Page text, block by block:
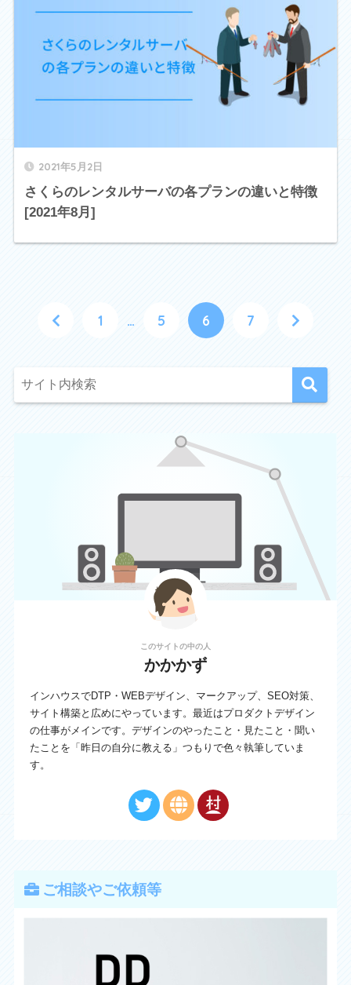
2021年5月2日
さくらのレンタルサーバの各プランの違いと特徴
[2021年8月]
1 … 5 6 7
このサイトの中の人
かかかず
インハウスでDTP・WEBデザイン、マークアップ、SEO対策、
サイト構築と広めにやっています。最近はプロダクトデザイン
の仕事がメインです。デザインのやったこと・見たこと・聞い
たことを「昨日の自分に教える」つもりで色々執筆していま
す。
ご相談やご依頼等